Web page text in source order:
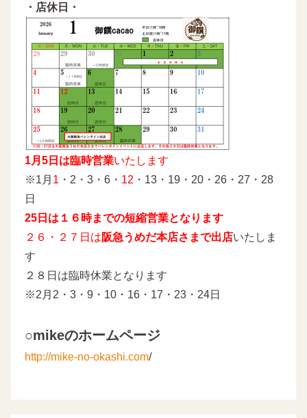
・店休日・
1月5日は臨時営業いたします
※1月 1 ・2・3・6・ 12 ・13・19・20・26・27・28
日
25日は１６時までの短縮営業となります
２６・２７日は阪急うめだ本店さまで出店いたしま
す
２８日は臨時休業となります
※2月2・3・9・10・16・17・23・24日
○mikeのホームページ
http://mike-no-okashi.com/